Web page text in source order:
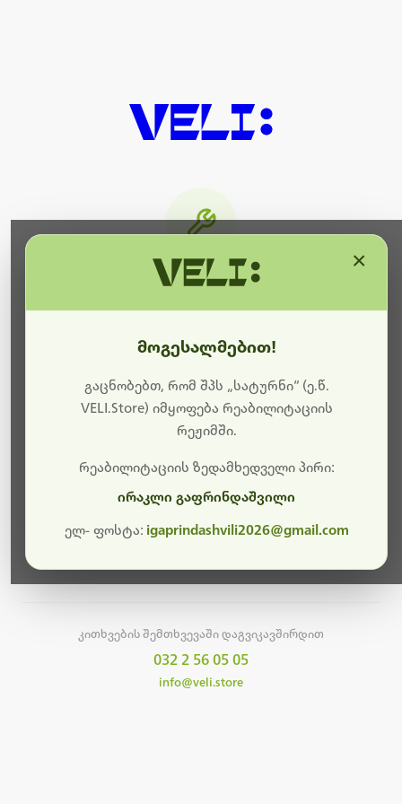
ბოდიშს გიხდით შეფერხებისთვის. ამჟამად
მიმდინარეობს საიტის განახლება და ტექნიკური
სამუშაოები.
მალე ისევ ხელმისაწვდომი იქნება. გმადლობთ
კითხვების შემთხვევაში დაგვიკავშირდით
032 2 56 05 05
info@veli.store
მოგესალმებით!
გაცნობებთ, რომ შპს „სატურნი“ (ე.წ.
VELI.Store) იმყოფება რეაბილიტაციის
რეჟიმში.
რეაბილიტაციის ზედამხედველი პირი:
ირაკლი გაფრინდაშვილი
ელ- ფოსტა: igaprindashvili2026@gmail.com
×